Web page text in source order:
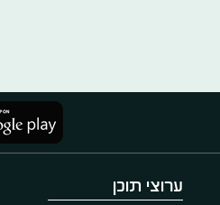
ערוצי תוכן